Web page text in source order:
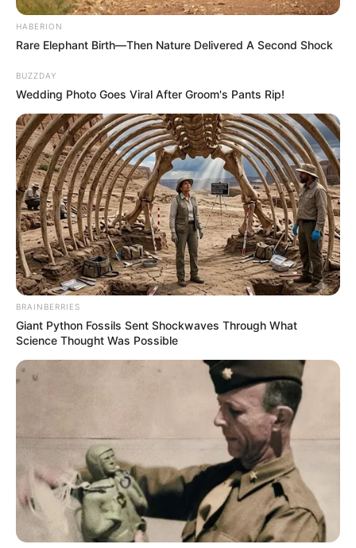
HABERION
Rare Elephant Birth—Then Nature Delivered A Second Shock
BUZZDAY
Wedding Photo Goes Viral After Groom's Pants Rip!
BRAINBERRIES
Giant Python Fossils Sent Shockwaves Through What
Science Thought Was Possible